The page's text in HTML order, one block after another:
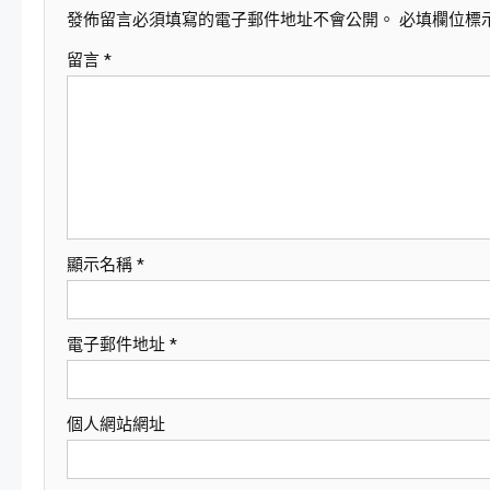
覽
發佈留言必須填寫的電子郵件地址不會公開。 必填欄位標
留言 *
顯示名稱 *
電子郵件地址 *
個人網站網址